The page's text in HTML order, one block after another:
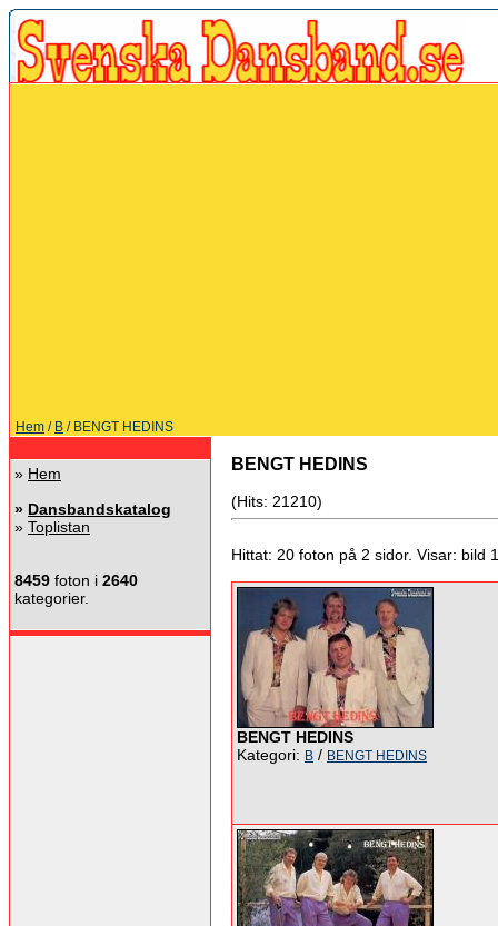
Hem / B / BENGT HEDINS
» Hem
» Dansbandskatalog
» Toplistan
8459 foton i 2640
kategorier.
BENGT HEDINS
(Hits: 21210)
Hittat: 20 foton på 2 sidor. Visar: bild
BENGT HEDINS
Kategori: B / BENGT HEDINS